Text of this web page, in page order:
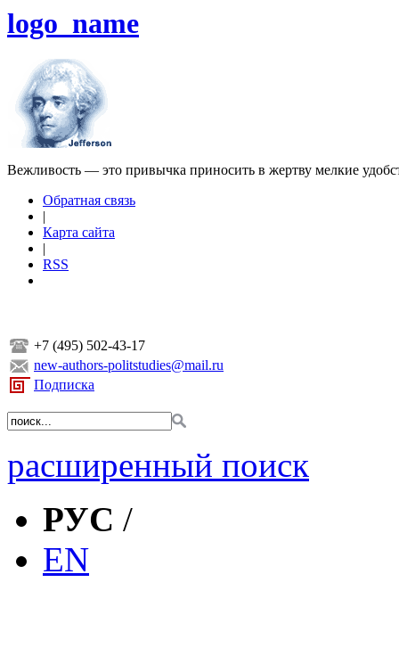
logo_name
Вежливость — это привычка приносить в жертву мелкие
Обратная связь
|
Карта сайта
|
RSS
+7 (495) 502-43-17
new-authors-politstudies@mail.ru
Подписка
расширенный поиск
РУС /
EN